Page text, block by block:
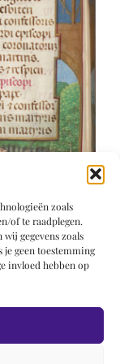
zoals
of te raadplegen.
gegevens zoals
je geen toestemming
invloed hebben op